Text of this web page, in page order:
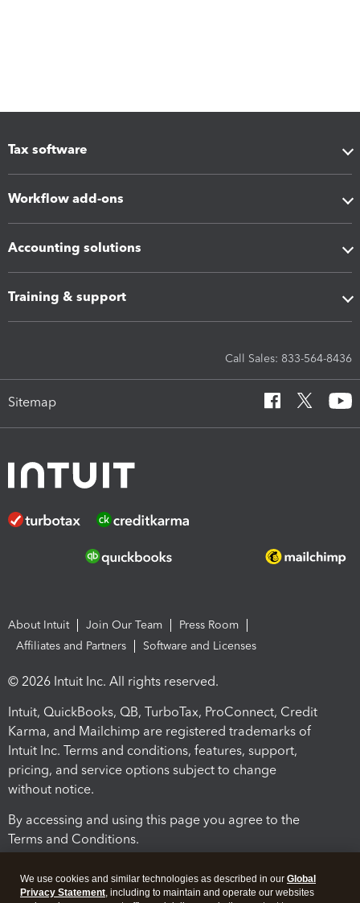
Tax software
Workflow add-ons
Accounting solutions
Training & support
Call Sales: 833-564-8436
Sitemap
About Intuit Join Our Team
Press Room
Affiliates and Partners
Software and Licenses
© 2026 Intuit Inc. All rights reserved.
Intuit, QuickBooks, QB, TurboTax, ProConnect, Credit
Karma, and Mailchimp are registered trademarks of
Intuit Inc. Terms and conditions, features, support,
pricing, and service options subject to change
without notice.
By accessing and using this page you agree to the
Terms and Conditions.
We use cookies and similar technologies as described in our Global
Privacy Statement, including to maintain and operate our websites